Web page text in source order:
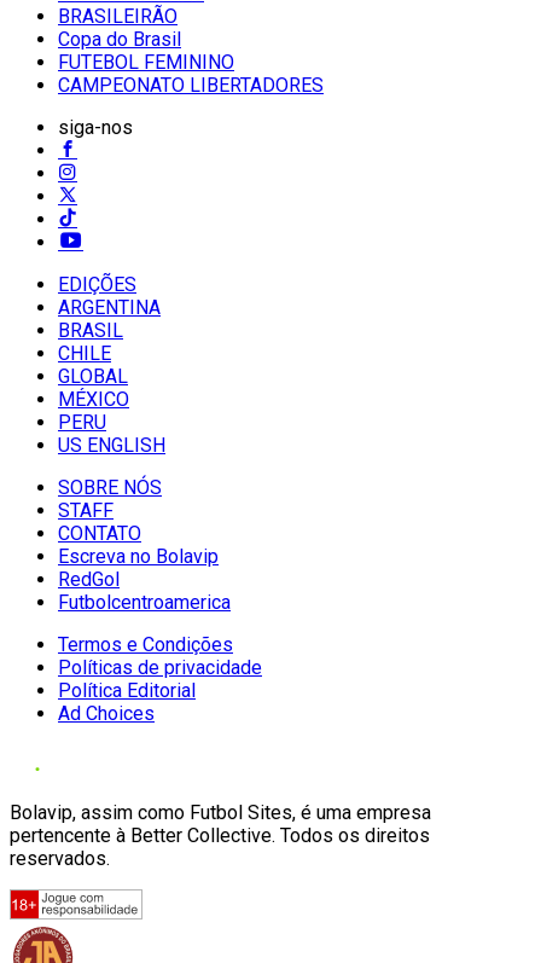
BRASILEIRÃO
Copa do Brasil
FUTEBOL FEMININO
CAMPEONATO LIBERTADORES
siga-nos
EDIÇÕES
ARGENTINA
BRASIL
CHILE
GLOBAL
MÉXICO
PERU
US ENGLISH
SOBRE NÓS
STAFF
CONTATO
Escreva no Bolavip
RedGol
Futbolcentroamerica
Termos e Condições
Políticas de privacidade
Política Editorial
Ad Choices
Bolavip, assim como Futbol Sites, é uma empresa
pertencente à Better Collective. Todos os direitos
reservados.